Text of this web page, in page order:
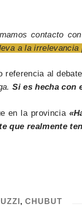
contacto
a la
referencia al
Si es hecha con
en la provincia
que realmente
, CHUBUT